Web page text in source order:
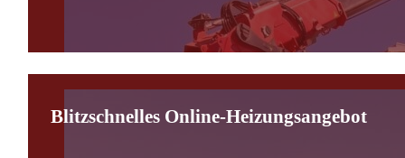
Blitzschnelles Online-Heizungsangebot